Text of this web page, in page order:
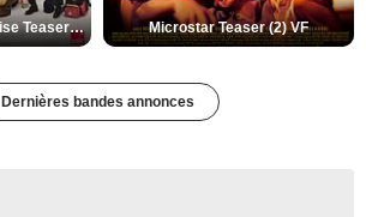
De la Comédie-Française Teaser (3) VF Microstar Teaser (2) VF
Dernières bandes annonces